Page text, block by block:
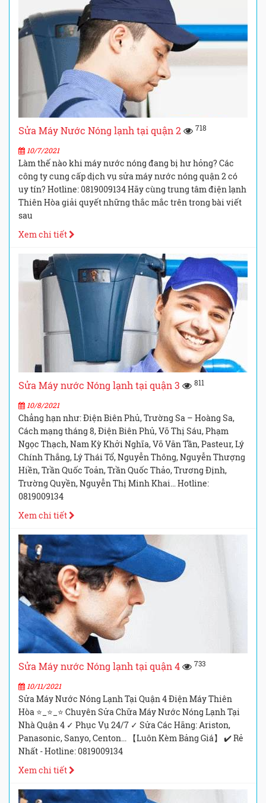
Sửa Máy Nước Nóng lạnh tại quận 2 718
10/7/2021
Làm thế nào khi máy nước nóng đang bị hư hỏng? Các
công ty cung cấp dịch vụ sửa máy nước nóng quận 2 có
uy tín? Hotline: 0819009134 Hãy cùng trung tâm điện lạnh
Thiên Hòa giải quyết những thắc mắc trên trong bài viết
sau
Xem chi tiết
Sửa Máy nước Nóng lạnh tại quận 3 811
10/8/2021
Chẳng hạn như: Điện Biên Phủ, Trường Sa – Hoàng Sa,
Cách mạng tháng 8, Điện Biên Phủ, Võ Thị Sáu, Phạm
Ngọc Thạch, Nam Kỳ Khởi Nghĩa, Võ Văn Tần, Pasteur, Lý
Chính Thắng, Lý Thái Tổ, Nguyễn Thông, Nguyễn Thượng
Hiền, Trần Quốc Toản, Trần Quốc Thảo, Trương Định,
Trường Quyền, Nguyễn Thị Minh Khai… Hotline:
0819009134
Xem chi tiết
Sửa Máy nước Nóng lạnh tại quận 4 733
10/11/2021
Sửa Máy Nước Nóng Lạnh Tại Quận 4 Điện Máy Thiên
Hòa ⭐_⭐_⭐ Chuyên Sửa Chữa Máy Nước Nóng Lạnh Tại
Nhà Quận 4 ✓ Phục Vụ 24/7 ✓ Sửa Các Hãng: Ariston,
Panasonic, Sanyo, Centon... 【Luôn Kèm Bảng Giá】 ✔️ Rẻ
Nhất - Hotline: 0819009134
Xem chi tiết